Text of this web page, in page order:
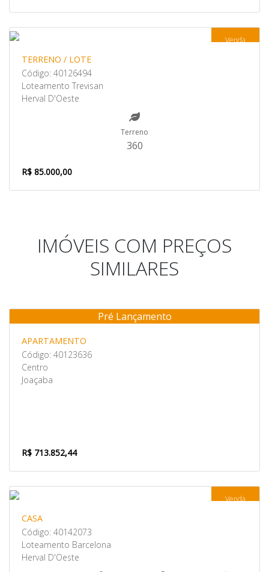
Venda
TERRENO / LOTE
Código: 40126494
Loteamento Trevisan
Herval D'Oeste
Terreno
360
R$ 85.000,00
IMÓVEIS COM PREÇOS
SIMILARES
Venda
Pré Lançamento
APARTAMENTO
Código: 40123636
Centro
Joaçaba
R$ 713.852,44
Venda
CASA
Código: 40142073
Loteamento Barcelona
Herval D'Oeste